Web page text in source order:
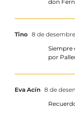
don
Tino 8 de
Siempre
por
Eva Acín 8 de